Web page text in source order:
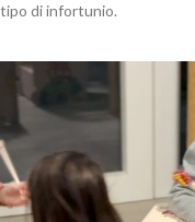
tipo di infortunio.